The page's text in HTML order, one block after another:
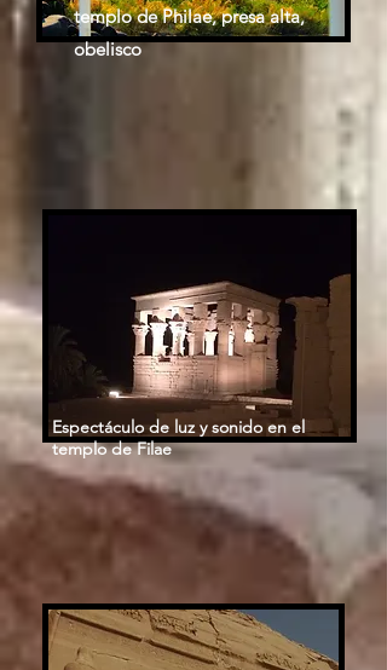
templo de Philae, presa alta,
obelisco
Espectáculo de luz y sonido en el
templo de Filae